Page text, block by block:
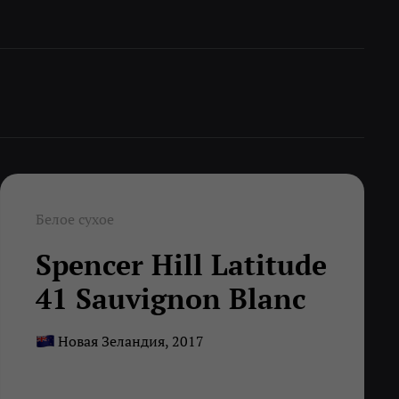
Белое сухое
Spencer Hill Latitude
41 Sauvignon Blanc
Новая Зеландия, 2017